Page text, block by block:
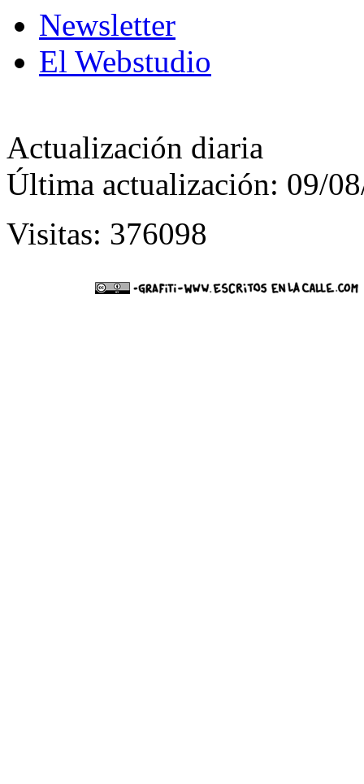
Newsletter
El Webstudio
Actualización diaria
Última actualización: 09/
Visitas: 376098